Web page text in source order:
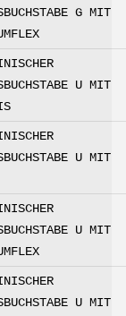
G MIT
U MIT
U MIT
U MIT
U MIT